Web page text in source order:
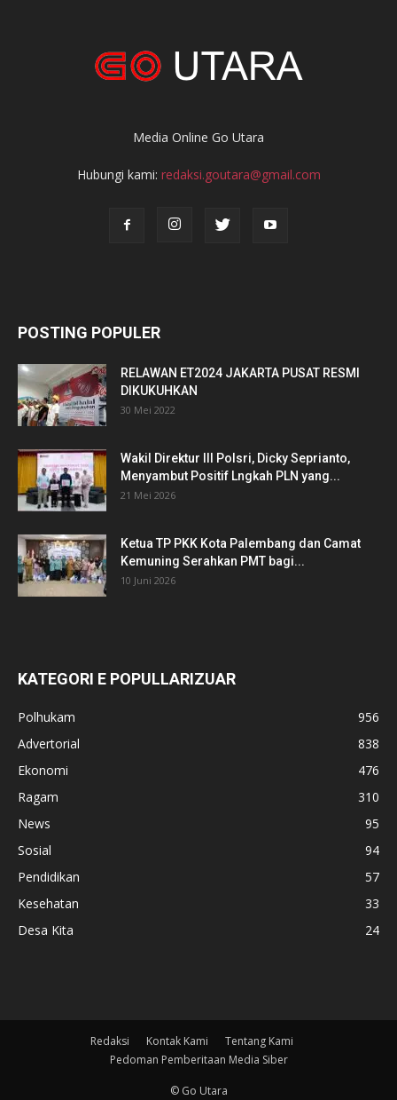
Media Online Go Utara
Hubungi kami: redaksi.goutara@gmail.com
POSTING POPULER
RELAWAN ET2024 JAKARTA PUSAT RESMI
DIKUKUHKAN
30 Mei 2022
Wakil Direktur III Polsri, Dicky Seprianto,
Menyambut Positif Lngkah PLN yang...
21 Mei 2026
Ketua TP PKK Kota Palembang dan Camat
Kemuning Serahkan PMT bagi...
10 Juni 2026
KATEGORI E POPULLARIZUAR
Polhukam
956
Advertorial
838
Ekonomi
476
Ragam
310
News
95
Sosial
94
Pendidikan
57
Kesehatan
33
Desa Kita
24
Redaksi Kontak Kami
Tentang Kami
Pedoman Pemberitaan Media Siber
© Go Utara